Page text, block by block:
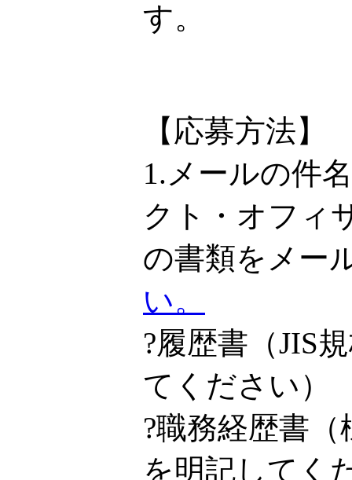
す。
【応募方法】
1.メールの件
クト・オフィ
の書類をメー
い。
?履歴書（JIS
てください）
?職務経歴書
を明記してく